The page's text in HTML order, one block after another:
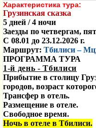
Характеристика тура:
Грузинская сказка
5 дней / 4 ночи
Заезды по четвергам,
С 08.01 до 23.12.2026 г.
Маршрут: Тбилиси –
ПРОГРАММА ТУРА
1-й день - Тбилиси
Прибытие в столицу
городов, возраст
Трансфер в отель.
Размещение в отеле.
Свободное время.
Ночь в отеле в Тбилиси.